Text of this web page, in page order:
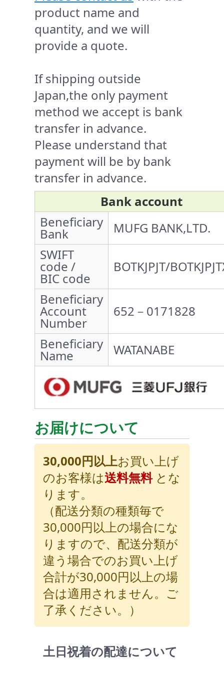
product name and
quantity, and we will
provide a quote.
If shipping outside
Japan,the only payment
method we accept is bank
transfer in advance.
Please understand that
payment will be by bank
transfer in advance.
Bank account
Beneficiary
Bank
MUFG BANK,LTD.
SWIFT
code /
BIC code
BOTKJPJT/
Beneficiary
Account
Number
652－0171828
Beneficiary
Name WATANABE
お届けについて
30,000円以上お買い上げ
のお客様は送料無料とな
ります。
（配送分類の種類毎で
30,000円以上の場合にな
りますので、配送分類が
違う場合でのお買い上げ
合計が30,000円以上の場
合は適用されません。ご
了承ください。）
土日祝着の配達について